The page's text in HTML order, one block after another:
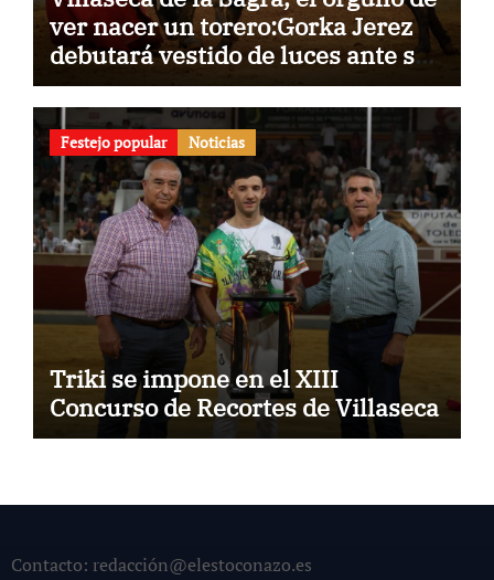
ver nacer un torero:Gorka Jerez
debutará vestido de luces ante su
pueblo
Festejo popular Noticias
Triki se impone en el XIII
Concurso de Recortes de Villaseca
Contacto: redacción@elestoconazo.es